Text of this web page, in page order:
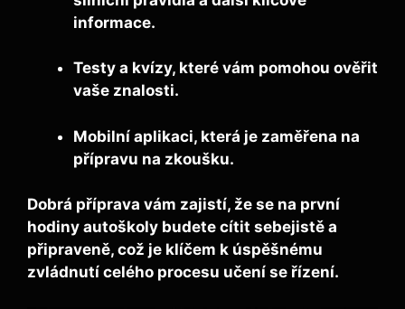
informace.
Testy a kvízy, které vám pomohou ověřit
vaše znalosti.
Mobilní aplikaci, která je zaměřena na
přípravu na zkoušku.
Dobrá příprava vám zajistí, že se na první
hodiny autoškoly budete cítit sebejistě a
připraveně, což je klíčem k úspěšnému
zvládnutí celého procesu učení se řízení.